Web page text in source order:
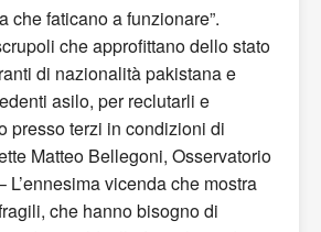
che faticano a funzionare”.
che approfittano dello stato
di nazionalità pakistana e
asilo, per reclutarli e
presso terzi in condizioni di
Matteo Bellegoni, Osservatorio
L’ennesima vicenda che mostra
che hanno bisogno di